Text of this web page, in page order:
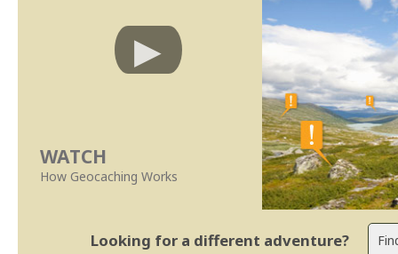
WATCH
How Geocaching Works
Looking for a different adventure?